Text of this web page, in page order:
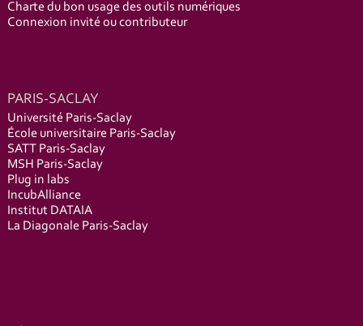
Charte du bon usage des outils numériques
Connexion invité ou contributeur
PARIS-SACLAY
Université Paris-Saclay
École universitaire Paris-Saclay
SATT Paris-Saclay
MSH Paris-Saclay
Plug in labs
IncubAlliance
Institut DATAIA
La Diagonale Paris-Saclay